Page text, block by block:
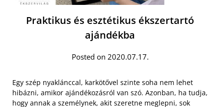
Praktikus és esztétikus ékszertartó
ajándékba
Posted on 2020.07.17.
Egy szép nyaklánccal, karkötővel szinte soha nem lehet
hibázni, amikor ajándékozásról van szó. Azonban, ha tudja,
hogy annak a személynek, akit szeretne meglepni, sok